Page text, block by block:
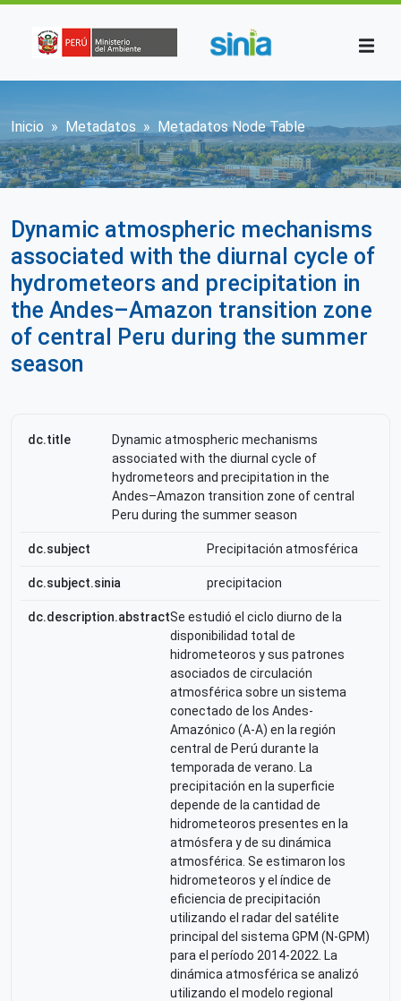
Sobrescribir enlaces de ayuda a la
Inicio Metadatos Metadatos Node Table
Dynamic atmospheric mechanisms
associated with the diurnal cycle of
hydrometeors and precipitation in
the Andes–Amazon transition zone
of central Peru during the summer
season
dc.title
Dynamic atmospheric mechanisms
associated with the diurnal cycle of
hydrometeors and precipitation in the
Andes–Amazon transition zone of central
Peru during the summer season
dc.subject Precipitación atmosférica
dc.subject.sinia precipitacion
dc.description.abstractSe estudió el ciclo diurno de la
disponibilidad total de
hidrometeoros y sus patrones
asociados de circulación
atmosférica sobre un sistema
conectado de los Andes-
Amazónico (A-A) en la región
central de Perú durante la
temporada de verano. La
precipitación en la superficie
depende de la cantidad de
hidrometeoros presentes en la
atmósfera y de su dinámica
atmosférica. Se estimaron los
hidrometeoros y el índice de
eficiencia de precipitación
utilizando el radar del satélite
principal del sistema GPM (N-GPM)
para el período 2014-2022. La
dinámica atmosférica se analizó
utilizando el modelo regional